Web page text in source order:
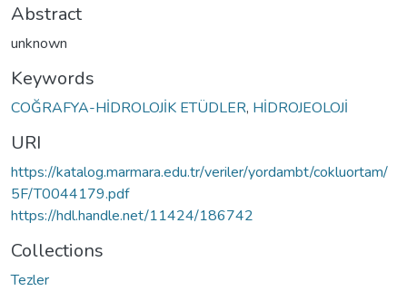
Abstract
unknown
Keywords
COĞRAFYA-HİDROLOJİK ETÜDLER, HİDROJEOLOJİ
URI
https://katalog.marmara.edu.tr/veriler/yordambt/cokluortam/
5F/T0044179.pdf
https://hdl.handle.net/11424/186742
Collections
Tezler